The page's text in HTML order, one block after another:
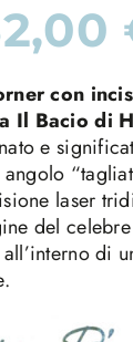
con
Il Bacio di
e
laser
del
di